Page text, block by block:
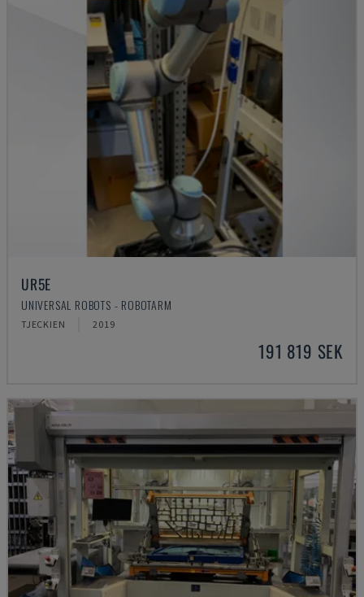
UR5E
UNIVERSAL ROBOTS - ROBOTARM
TJECKIEN 2019
191 819 SEK